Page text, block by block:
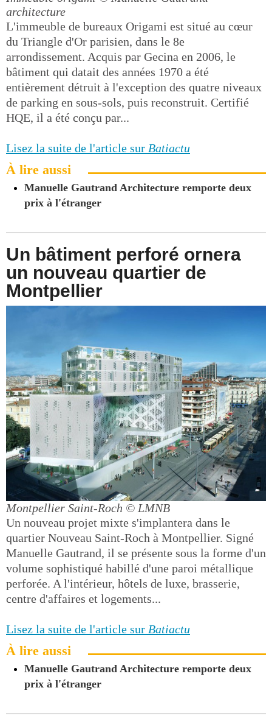
architecture
L'immeuble de bureaux Origami est situé au cœur
du Triangle d'Or parisien, dans le 8e
arrondissement. Acquis par Gecina en 2006, le
bâtiment qui datait des années 1970 a été
entièrement détruit à l'exception des quatre niveaux
de parking en sous-sols, puis reconstruit. Certifié
HQE, il a été conçu par...
Lisez la suite de l'article sur Batiactu
À lire aussi
Manuelle Gautrand Architecture remporte deux
prix à l'étranger
Un bâtiment perforé ornera
un nouveau quartier de
Montpellier
Montpellier Saint-Roch © LMNB
Un nouveau projet mixte s'implantera dans le
quartier Nouveau Saint-Roch à Montpellier. Signé
Manuelle Gautrand, il se présente sous la forme d'un
volume sophistiqué habillé d'une paroi métallique
perforée. A l'intérieur, hôtels de luxe, brasserie,
centre d'affaires et logements...
Lisez la suite de l'article sur Batiactu
À lire aussi
Manuelle Gautrand Architecture remporte deux
prix à l'étranger